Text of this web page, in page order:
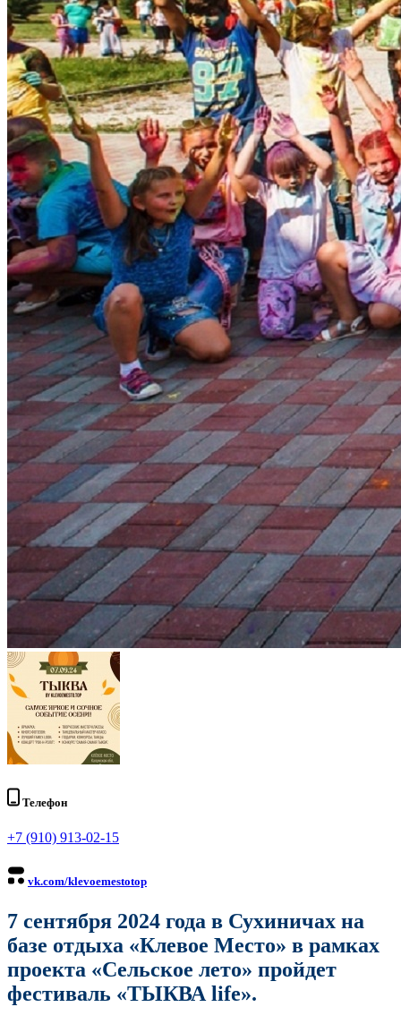
Телефон
+7 (910) 913-02-15
vk.com/klevoemestotop
7 сентября 2024 года в Сухиничах на
базе отдыха «Клевое Место» в рамках
проекта «Сельское лето» пройдет
фестиваль «ТЫКВА life».